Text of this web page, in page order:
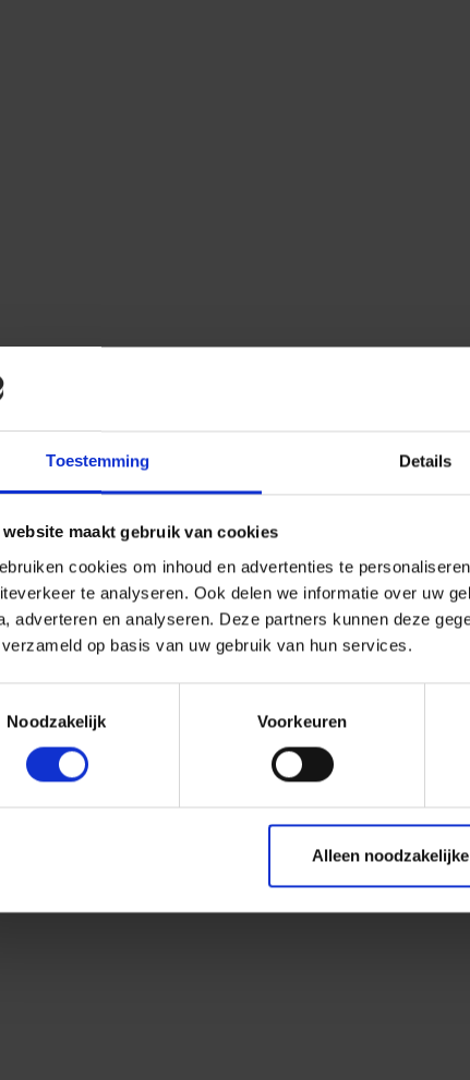
Toestemming Details
website maakt gebruik van cookies
cookies om inhoud en advertenties te
te analyseren. Ook delen we informatie over uw
adverteren en analyseren. Deze partners kunnen deze
verzameld op basis van uw gebruik van hun services.
Noodzakelijk
Voorkeuren
Alleen